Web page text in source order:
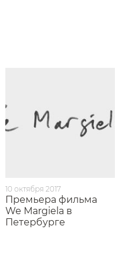
10 октября 2017
Премьера фильма
We Margiela в
Петербурге